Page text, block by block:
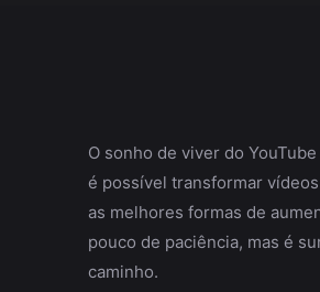
O sonho de viver do
é possível transformar
as melhores formas de
pouco de paciência, mas é
caminho.